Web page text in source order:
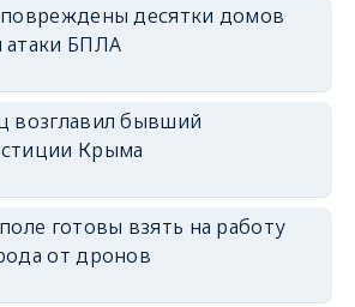
erid: 2SDnjdPjgYS
десятки домов
атаки БПЛА
возглавил бывший
Крыма
готовы взять на работу
от дронов